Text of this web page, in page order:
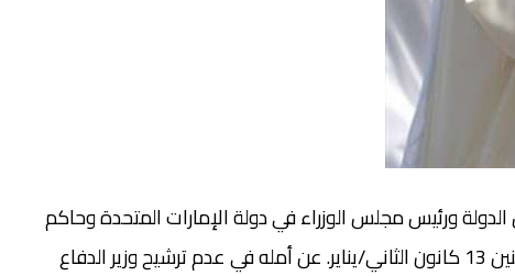
ورئيس مجلس الوزراء في دولة الإمارات المتحدة وحاكم
إمارة دبي. في تصريح لهيئة الإذاعة البريطانية الاثنين 13 كانون الثاني/يناير. عن أمله في عدم ترشيح وزير الدفاع